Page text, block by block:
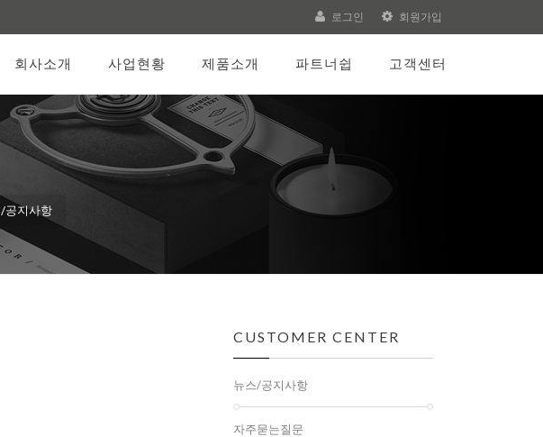
로그인 회원가입
회사소개 사업현황 제품소개 파트너쉽 고객센터
공지사항
CUSTOMER CENTER
뉴스/공지사항
자주묻는질문